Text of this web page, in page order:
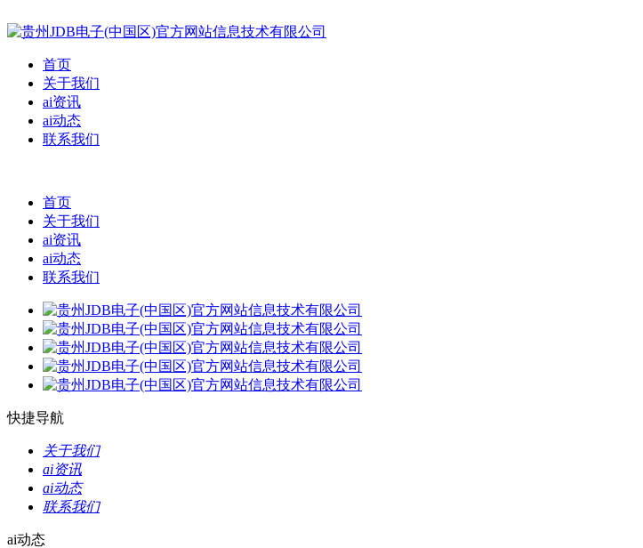
首页
关于我们
ai资讯
ai动态
联系我们
首页
关于我们
ai资讯
ai动态
联系我们
快捷导航
关于我们
ai资讯
ai动态
联系我们
ai动态